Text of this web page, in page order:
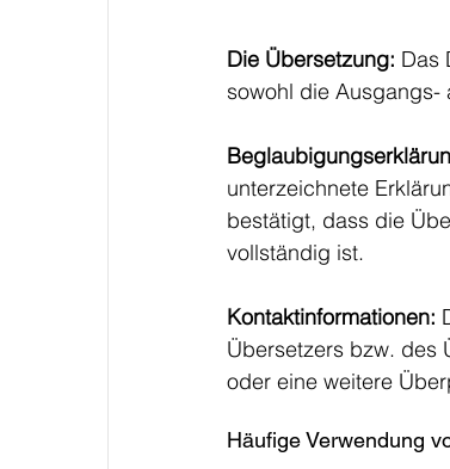
Die Übersetzung: Das
sowohl die
unterzeichnete
bestätigt, dass die
vollständig ist.
Kontaktinformationen:
Übersetzers bzw. des
oder eine weitere
Häufige Verwendung